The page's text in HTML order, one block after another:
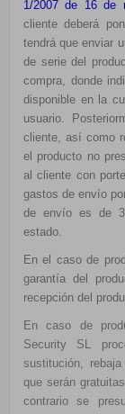
1/2007 de 16 de
cliente deberá
tendrá que enviar
de serie del
compra, donde
disponible en la
usuario.
cliente, así como
el producto no
al cliente con
gastos de envío
de envío es de
estado.
En el caso de
garantía del
recepción del
En caso de
Security SL
sustitución,
que serán
contrario se